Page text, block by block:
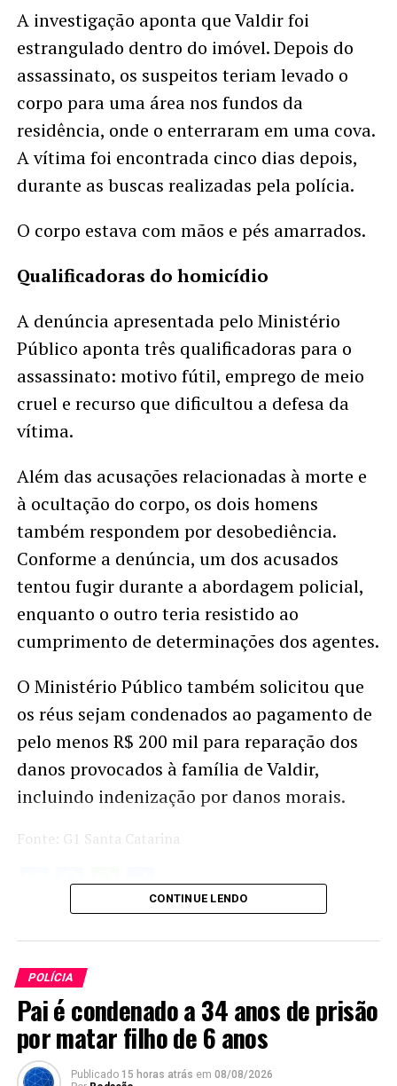
A investigação aponta que Valdir foi
estrangulado dentro do imóvel. Depois do
assassinato, os suspeitos teriam levado o
corpo para uma área nos fundos da
residência, onde o enterraram em uma cova.
A vítima foi encontrada cinco dias depois,
durante as buscas realizadas pela polícia.
O corpo estava com mãos e pés amarrados.
Qualificadoras do homicídio
A denúncia apresentada pelo Ministério
Público aponta três qualificadoras para o
assassinato: motivo fútil, emprego de meio
cruel e recurso que dificultou a defesa da
vítima.
Além das acusações relacionadas à morte e
à ocultação do corpo, os dois homens
também respondem por desobediência.
Conforme a denúncia, um dos acusados
tentou fugir durante a abordagem policial,
enquanto o outro teria resistido ao
cumprimento de determinações dos agentes.
O Ministério Público também solicitou que
os réus sejam condenados ao pagamento de
pelo menos R$ 200 mil para reparação dos
danos provocados à família de Valdir,
incluindo indenização por danos morais.
Fonte: G1 Santa Catarina
Twitter
Facebook
WhatsApp
Share
CONTINUE LENDO
POLÍCIA
Pai é condenado a 34 anos de prisão
por matar filho de 6 anos
Publicado 15 horas atrás em 08/08/2026